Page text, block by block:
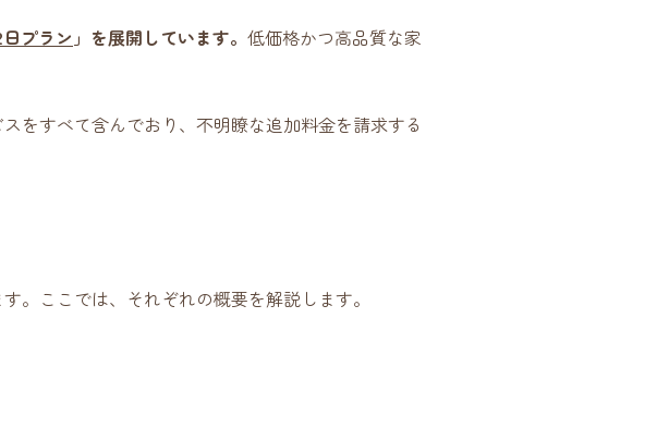
プラン 」を展開しています。 低価格かつ高品質な家
をすべて含んでおり、不明瞭な追加料金を請求する
。ここでは、それぞれの概要を解説します。